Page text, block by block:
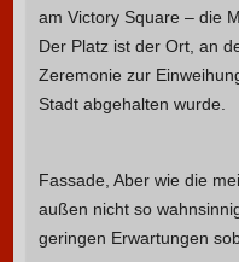
am Victory Square – die
Der Platz ist der Ort, an
Zeremonie zur
Stadt abgehalten wurde.
Fassade, Aber wie die
außen nicht so
geringen Erwartungen